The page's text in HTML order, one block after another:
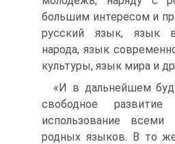
большим интересом и
русский язык, язык
народа, язык
культуры, язык мира и
«И в дальнейшем
свободное
использование
родных языков. В то